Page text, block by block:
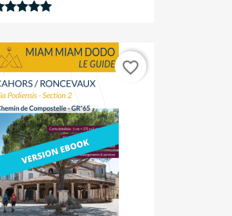
favorite_border